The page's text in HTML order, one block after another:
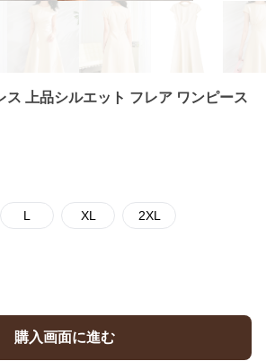
上品シルエット フレア ワンピース
L XL 2XL
購入画面に進む